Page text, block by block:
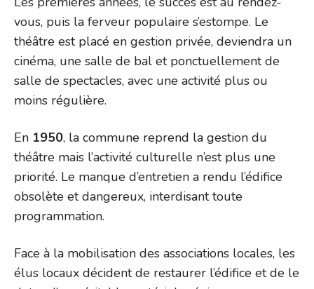
vous, puis la ferveur populaire s’estompe. Le
théâtre est placé en gestion privée, deviendra un
cinéma, une salle de bal et ponctuellement de
salle de spectacles, avec une activité plus ou
moins régulière.
En 1950, la commune reprend la gestion du
théâtre mais l’activité culturelle n’est plus une
priorité. Le manque d’entretien a rendu l’édifice
obsolète et dangereux, interdisant toute
programmation.
Face à la mobilisation des associations locales, les
élus locaux décident de restaurer l’édifice et de le